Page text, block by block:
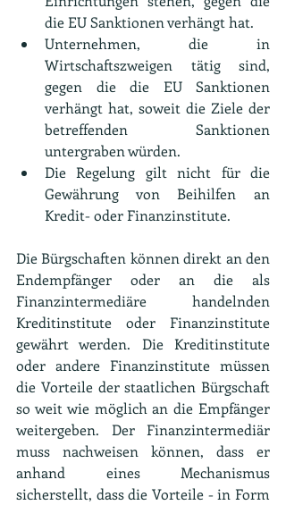
die EU Sanktionen verhängt hat.
Unternehmen, die in
Wirtschaftszweigen tätig sind,
gegen die die EU Sanktionen
verhängt hat, soweit die Ziele der
betreffenden Sanktionen
untergraben würden.
Die Regelung gilt nicht für die
Gewährung von Beihilfen an
Kredit- oder Finanzinstitute.
Die Bürgschaften können direkt an den
Endempfänger oder an die als
Finanzintermediäre handelnden
Kreditinstitute oder Finanzinstitute
gewährt werden. Die Kreditinstitute
oder andere Finanzinstitute müssen
die Vorteile der staatlichen Bürgschaft
so weit wie möglich an die Empfänger
weitergeben. Der Finanzintermediär
muss nachweisen können, dass er
anhand eines Mechanismus
sicherstellt, dass die Vorteile - in Form